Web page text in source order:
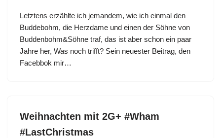
Letztens erzählte ich jemandem, wie ich einmal den
Buddebohm, die Herzdame und einen der Söhne von
Buddenbohm&Söhne traf, das ist aber schon ein paar
Jahre her, Was noch trifft? Sein neuester Beitrag, den
Facebbok mir…
Weihnachten mit 2G+ #Wham
#LastChristmas